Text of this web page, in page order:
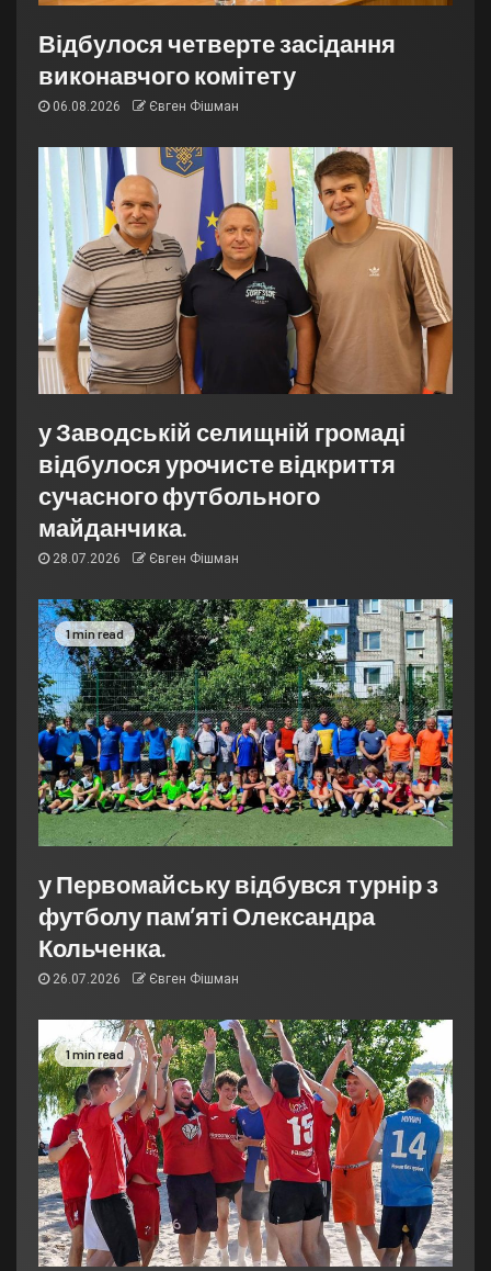
Відбулося четверте засідання
виконавчого комітету
06.08.2026 Євген Фішман
у Заводській селищній громаді
відбулося урочисте відкриття
сучасного футбольного
майданчика.
28.07.2026 Євген Фішман
1 min read
у Первомайську відбувся турнір з
футболу пам’яті Олександра
Кольченка.
26.07.2026 Євген Фішман
1 min read